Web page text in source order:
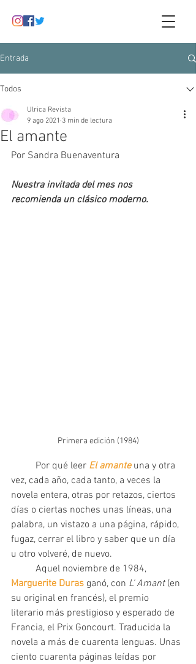
Entrada
Todos
El amante
Ulrica Revista
9 ago 2021 3 min de lectura
Por Sandra Buenaventura
Nuestra invitada del mes nos
recomienda un clásico moderno.
Primera edición (1984)
	Por qué leer
El amante una y otra
vez, cada año, cada tanto, a veces la
novela entera, otras por retazos, ciertos
días o ciertas noches unas líneas, una
palabra, un vistazo a una página, rápido,
fugaz, cerrar el libro y saber que un día
u otro volveré, de nuevo.
Aquel noviembre de 1984,
Marguerite Duras ganó, con L' Amant (en
su original en francés), el premio
literario más prestigioso y esperado de
Francia, el Prix Goncourt. Traducida la
novela a más de cuarenta lenguas. Unas
ciento cuarenta páginas leídas por